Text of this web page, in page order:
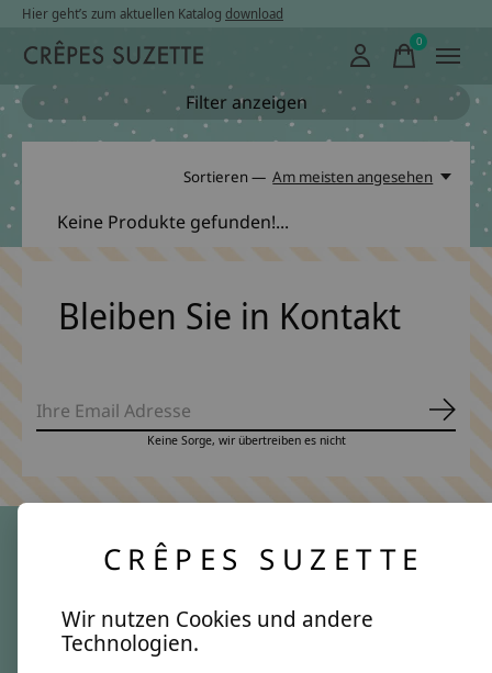
Hier geht’s zum aktuellen Katalog download
0items
Filter anzeigen
Sortieren — Am meisten angesehen
Keine Produkte gefunden!...
Bleiben Sie in Kontakt
Keine Sorge, wir übertreiben es nicht
Über uns
Unsere Creppies
CRÊPES SUZETTE
Wir nutzen Cookies und andere
Technologien.